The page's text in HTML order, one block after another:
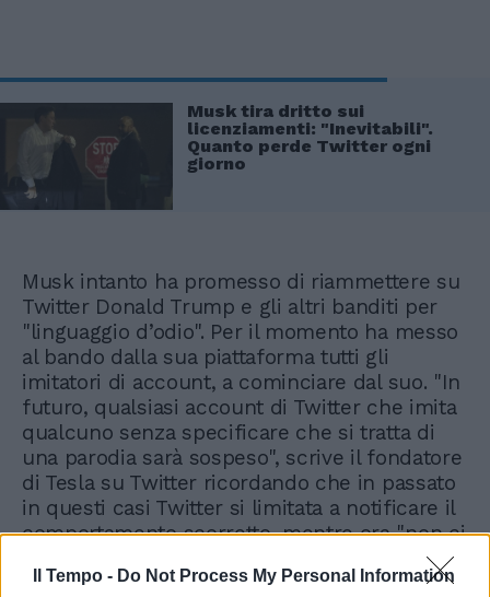
Il Tempo - Do Not Process My Personal Information
Musk tira dritto sui
licenziamenti: "Inevitabili".
Quanto perde Twitter ogni
giorno
Musk intanto ha promesso di riammettere su
Twitter Donald Trump e gli altri banditi per
"linguaggio d’odio". Per il momento ha messo
al bando dalla sua piattaforma tutti gli
imitatori di account, a cominciare dal suo. "In
futuro, qualsiasi account di Twitter che imita
qualcuno senza specificare che si tratta di
una parodia sarà sospeso", scrive il fondatore
di Tesla su Twitter ricordando che in passato
in questi casi Twitter si limitata a notificare il
comportamento scorretto, mentre ora "non ci
saranno avvertimenti". La mossa di Musk è
tutta difensiva e personale, dopo che negli